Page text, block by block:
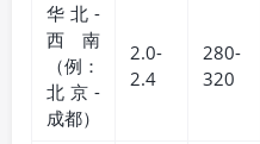
华北-
西南
（例：
北京-
成都）
2.0-
2.4
280-
320